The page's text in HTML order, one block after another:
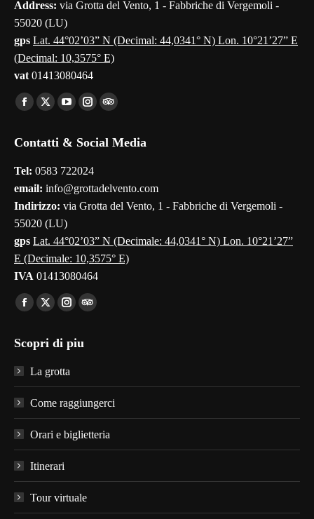
Address: via Grotta del Vento, 1 - Fabbriche di Vergemoli -
55020 (LU)
gps Lat. 44°02’03” N (Decimal: 44,0341° N) Lon. 10°21’27” E
(Decimal: 10,3575° E)
vat 01413080464
Find us on:
Facebook
opens
new
window
X
opens
new
window
YouTube
opens
new
window
Instagram
opens
new
window
TripAdvisor
opens
new
window
Contatti & Social Media
Tel: 0583 722024
email: info@grottadelvento.com
Indirizzo: via Grotta del Vento, 1 - Fabbriche di Vergemoli -
55020 (LU)
gps Lat. 44°02’03” N (Decimale: 44,0341° N) Lon. 10°21’27”
E (Decimale: 10,3575° E)
IVA 01413080464
Find us on:
Facebook
opens
in
window
X
opens
window
Instagram
opens
window
TripAdvisor
window
Scopri di piu
La grotta
Come raggiungerci
Orari e biglietteria
Itinerari
Tour virtuale